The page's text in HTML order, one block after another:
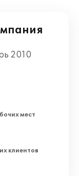
2010
мест
клиентов